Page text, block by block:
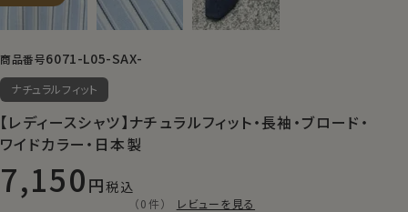
商品番号6071-L05-SAX-
ナチュラルフィット
【レディースシャツ】ナチュラルフィット・長袖・ブロード・
ワイドカラー・日本製
7,150 税込
（0件） レビューを見る